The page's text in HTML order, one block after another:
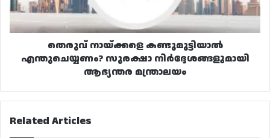
ആഭ്യന്തര
മന്ത്രാലയം
തെരുവ് നായ്ക്കളെ കണ്ടുമുട്ടിയാൽ
എന്തുചെയ്യണം? സുരക്ഷാ നിർദ്ദേശങ്ങളുമായി
ആഭ്യന്തര മന്ത്രാലയം
Related Articles